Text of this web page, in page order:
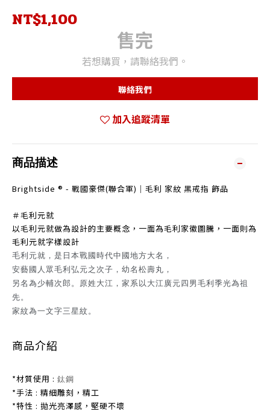
NT$1,100
售完
若想購買，請聯絡我們。
聯絡我們
加入追蹤清單
商品描述
Brightside ® - 戰國豪傑(聯合軍)｜毛利 家紋 黑戒指 飾品
＃毛利元就
以毛利元就做為設計的主要概念，一面為毛利家徽圖騰，一面則為
毛利元就字樣設計
毛利元就，是日本戰國時代中國地方大名，
安藝國人眾毛利弘元之次子，幼名松壽丸，
另名為少輔次郎。原姓大江，家系以大江廣元四男毛利季光為祖
先。
家紋為一文字三星紋。
商品介紹
*材質使用 : 鈦鋼
*手法 : 精細雕刻，精工
*特性 : 拋光亮澤感，堅硬不壞